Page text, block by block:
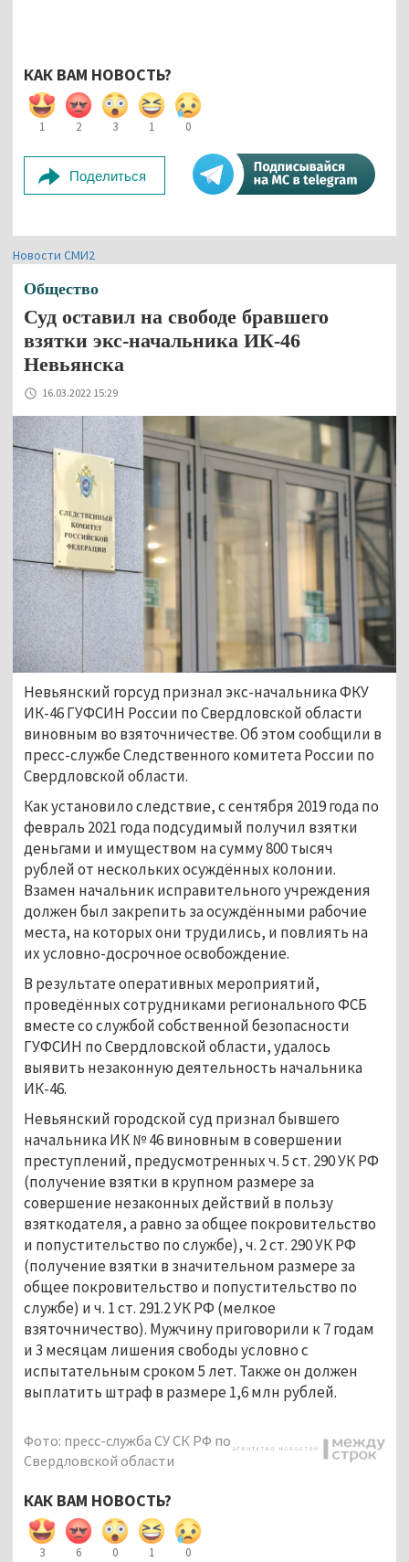
КАК ВАМ НОВОСТЬ?
1 2 3 1 0
Поделиться
Новости СМИ2
Общество
Суд оставил на свободе бравшего
взятки экс-начальника ИК-46
Невьянска
16.03.2022 15:29
Невьянский горсуд признал экс-начальника ФКУ
ИК-46 ГУФСИН России по Свердловской области
виновным во взяточничестве. Об этом сообщили в
пресс-службе Следственного комитета России по
Свердловской области.
Как установило следствие, с сентября 2019 года по
февраль 2021 года подсудимый получил взятки
деньгами и имуществом на сумму 800 тысяч
рублей от нескольких осуждённых колонии.
Взамен начальник исправительного учреждения
должен был закрепить за осуждёнными рабочие
места, на которых они трудились, и повлиять на
их условно-досрочное освобождение.
В результате оперативных мероприятий,
проведённых сотрудниками регионального ФСБ
вместе со службой собственной безопасности
ГУФСИН по Свердловской области, удалось
выявить незаконную деятельность начальника
ИК-46.
Невьянский городской суд признал бывшего
начальника ИК № 46 виновным в совершении
преступлений, предусмотренных ч. 5 ст. 290 УК РФ
(получение взятки в крупном размере за
совершение незаконных действий в пользу
взяткодателя, а равно за общее покровительство
и попустительство по службе), ч. 2 ст. 290 УК РФ
(получение взятки в значительном размере за
общее покровительство и попустительство по
службе) и ч. 1 ст. 291.2 УК РФ (мелкое
взяточничество). Мужчину приговорили к 7 годам
и 3 месяцам лишения свободы условно с
испытательным сроком 5 лет. Также он должен
выплатить штраф в размере 1,6 млн рублей.
Фото: пресс-служба СУ СК РФ по
Свердловской области
КАК ВАМ НОВОСТЬ?
3 6 0 1 0